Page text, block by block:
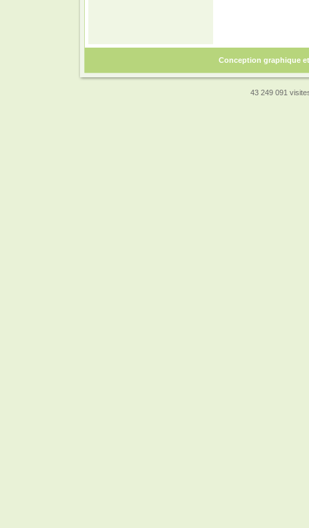
Conception graphique
43 249 091